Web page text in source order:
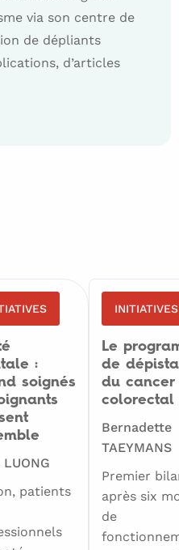
via son centre de
de dépliants
d’articles
:
soignés
patients
INITIATIVES
Le
de
du cancer
colorectal
Bernadette
TAEYMANS
Premier
après six
de